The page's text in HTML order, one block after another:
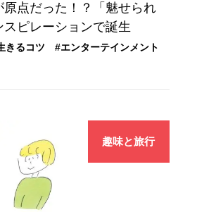
原点だった！？「魅せられ
ピレーションで誕生
きるコツ
#エンターテインメント
趣味と旅行